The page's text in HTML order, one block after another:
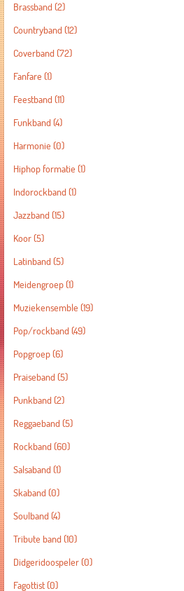
Brassband (2)
Countryband (12)
Coverband (72)
Fanfare (1)
Feestband (11)
Funkband (4)
Harmonie (0)
Hiphop formatie (1)
Indorockband (1)
Jazzband (15)
Koor(5)
Latinband (5)
Meidengroep(1)
Muziekensemble (19)
Pop/rockband (49)
Popgroep(6)
Praiseband (5)
Punkband (2)
Reggaeband (5)
Rockband (60)
Salsaband (1)
Skaband (0)
Soulband (4)
Tribute band (10)
Didgeridoospeler(0)
Fagottist(0)